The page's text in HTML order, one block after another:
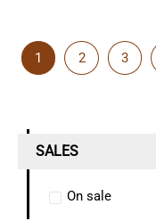
1 2 3
SALES
On sale